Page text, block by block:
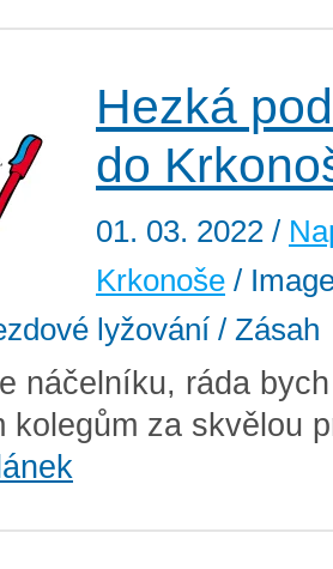
Hezká
do
01. 03. 2022 /
Krkonoše /
lyžování / Zásah
náčelníku, ráda
kolegům za skvělou